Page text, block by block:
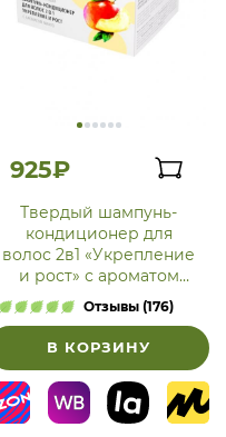
925₽
Твердый шампунь-
кондиционер для
волос 2в1 «Укрепление
и рост» с ароматом
манго
Отзывы (176)
В КОРЗИНУ